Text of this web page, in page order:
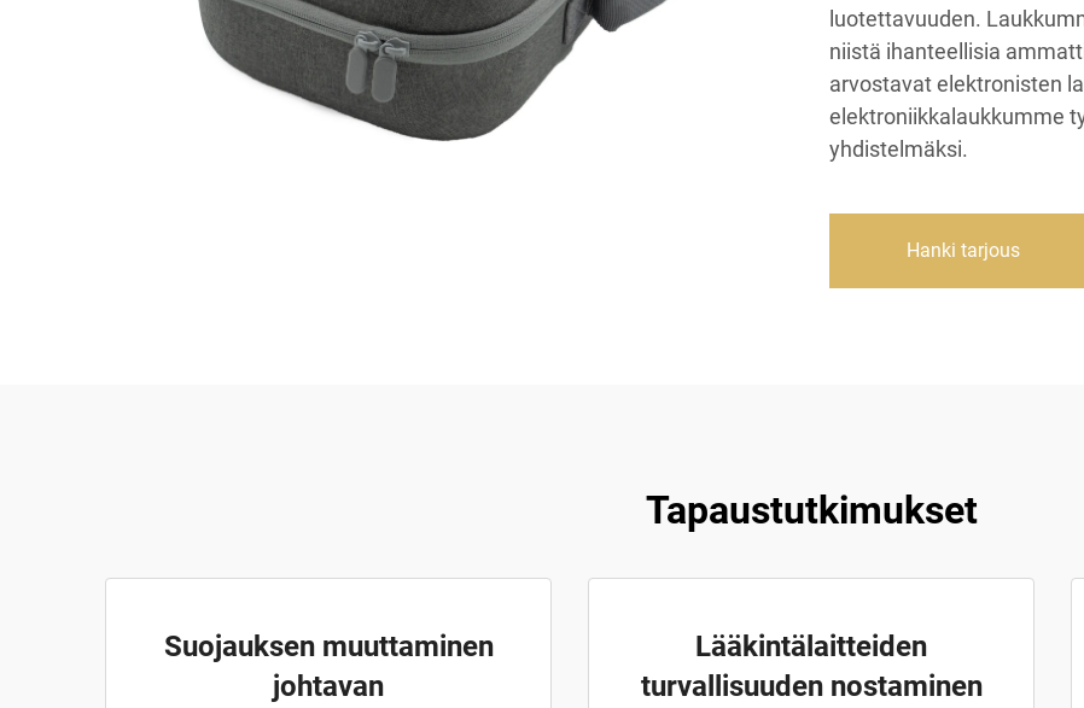
luotettavuuden.
niistä ihanteellisia
arvostavat elektronisten
elektroniikkalaukkumme
yhdistelmäksi.
Hanki tarjous
Tapaustutkimukset
Suojauksen muuttaminen
johtavan
Lääkintälaitteiden
turvallisuuden nostaminen